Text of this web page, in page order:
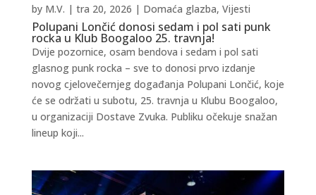
Polupani Lončić donosi sedam i pol sati punk
rocka u Klub Boogaloo 25. travnja!
by M.V. | tra 20, 2026 | Domaća glazba, Vijesti
Dvije pozornice, osam bendova i sedam i pol sati
glasnog punk rocka – sve to donosi prvo izdanje
novog cjelovečernjeg događanja Polupani Lončić, koje
će se održati u subotu, 25. travnja u Klubu Boogaloo,
u organizaciji Dostave Zvuka. Publiku očekuje snažan
lineup koji...